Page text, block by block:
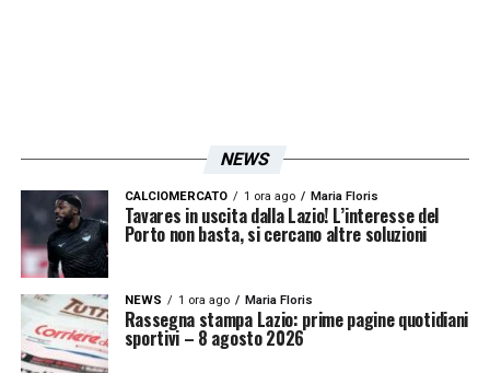
NEWS
CALCIOMERCATO 1 ora ago Maria Floris
Tavares in uscita dalla Lazio! L’interesse del
Porto non basta, si cercano altre soluzioni
NEWS 1 ora ago Maria Floris
Rassegna stampa Lazio: prime pagine quotidiani
sportivi – 8 agosto 2026